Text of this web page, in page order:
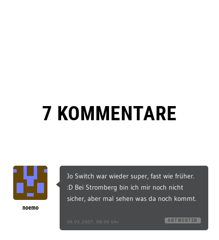
7 KOMMENTARE
noemo
Jo Switch war wieder super, fast wie früher.
:D Bei Stromberg bin ich mir noch nicht
sicher, aber mal sehen was da noch kommt.
06.03.2007, 08:09 Uhr ANTWORTEN